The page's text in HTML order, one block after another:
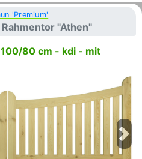
'Premium'
Rahmentor "Athen"
80 cm - kdi - mit
Next